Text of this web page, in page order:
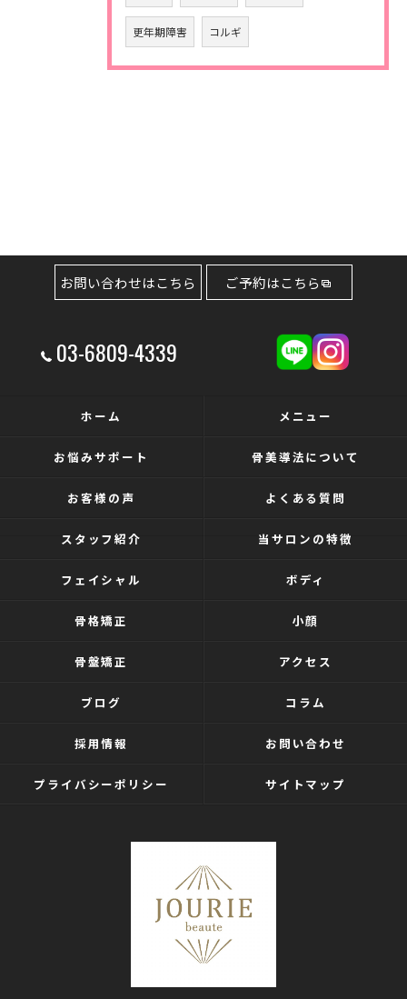
更年期障害 コルギ
03-6809-4339
お問い合わせはこちら ご予約はこちら
ホーム メニュー
お悩みサポート 骨美導法について
お客様の声 よくある質問
スタッフ紹介 当サロンの特徴
フェイシャル ボディ
骨格矯正 小顔
骨盤矯正 アクセス
ブログ コラム
採用情報 お問い合わせ
プライバシーポリシー サイトマップ